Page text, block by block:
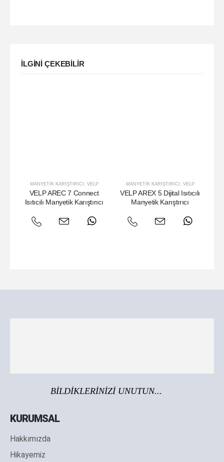
ILGINI ÇEKEBILIR
MANYETIK KARIŞTIRICI , VELP
VELP AREC 7 Connect
Isıtıcılı Manyetik Karıştırıcı
MANYETIK KARIŞTIRICI , VELP
VELP AREX 5 Dijital Isıtıcılı
Manyetik Karıştırıcı
BİLDİKLERİNİZİ UNUTUN...
KURUMSAL
Hakkımızda
Hikayemiz